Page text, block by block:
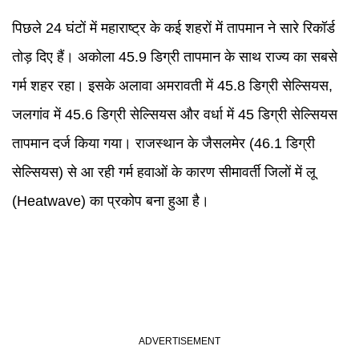
पिछले 24 घंटों में महाराष्ट्र के कई शहरों में तापमान ने सारे रिकॉर्ड
तोड़ दिए हैं। अकोला 45.9 डिग्री तापमान के साथ राज्य का सबसे
गर्म शहर रहा। इसके अलावा अमरावती में 45.8 डिग्री सेल्सियस,
जलगांव में 45.6 डिग्री सेल्सियस और वर्धा में 45 डिग्री सेल्सियस
तापमान दर्ज किया गया। राजस्थान के जैसलमेर (46.1 डिग्री
सेल्सियस) से आ रही गर्म हवाओं के कारण सीमावर्ती जिलों में लू
(Heatwave) का प्रकोप बना हुआ है।